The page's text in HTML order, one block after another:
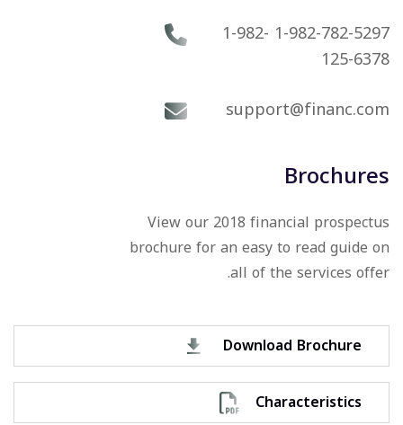
1-982-782-5297 1-982-
125-6378
support@financ.com
Brochures
View our 2018 financial prospectus
brochure for an easy to read guide on
all of the services offer.
Download Brochure
Characteristics